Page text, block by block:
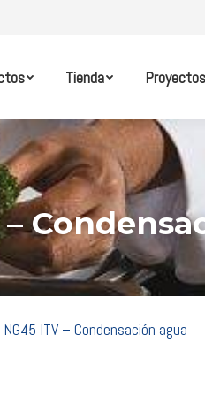
Tienda Proyectos
ITV – Condensación agua